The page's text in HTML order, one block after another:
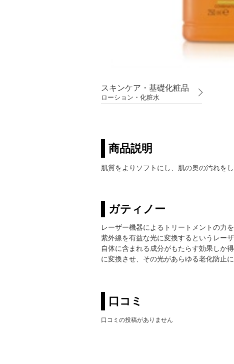
スキンケア・基礎化粧品
ローション・化粧水
商品説明
肌質をよりソフトにし、肌の奥の汚れを
ガティノー
レーザー機器によるトリートメントの力
紫外線を有益な光に変換するというレー
自体に含まれる成分がもたらす効果しか
に変換させ、その光があらゆる老化防止
口コミ
口コミの投稿がありません